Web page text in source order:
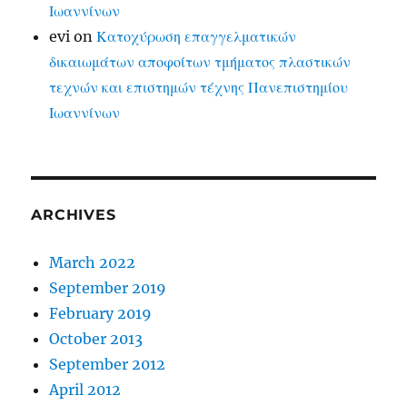
Ιωαννίνων
evi onΚατοχύρωση επαγγελματικών
δικαιωμάτων αποφοίτων τμήματος πλαστικών
τεχνών και επιστημών τέχνης Πανεπιστημίου
Ιωαννίνων
ARCHIVES
March 2022
September 2019
February 2019
October 2013
September 2012
April 2012